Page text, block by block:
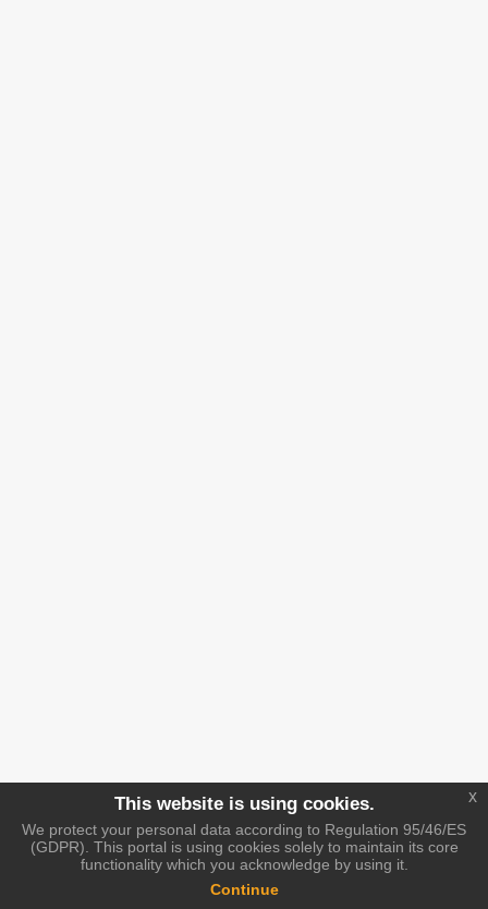
This website is using cookies.
We protect your personal data according to Regulation 95/46/ES
(GDPR). This portal is using cookies solely to maintain its core
functionality which you acknowledge by using it.
Continue
x